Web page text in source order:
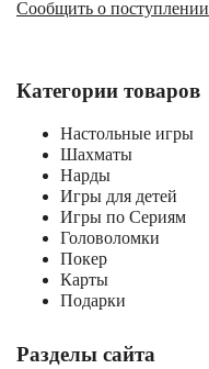
Сообщить о поступлении
Категории товаров
Настольные игры
Шахматы
Нарды
Игры для детей
Игры по Сериям
Головоломки
Покер
Карты
Подарки
Разделы сайта